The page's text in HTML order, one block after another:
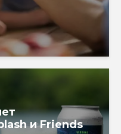
и Friends